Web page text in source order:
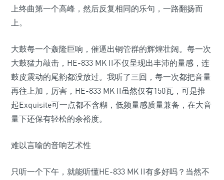
上终曲第一个高峰，然后反复相同的乐句，一路翻扬而
上。
大鼓每一个轰隆巨响，催逼出铜管群的辉煌壮阔。每一次
大鼓猛力敲击，HE-833 MK II不仅呈现出丰沛的量感，连
鼓皮震动的尾韵都没放过。我听了三回，每一次都把音量
再往上加，厉害，HE-833 MK II虽然仅有150瓦，可是推
起Exquisite可一点都不含糊，低频量感质量兼备，在大音
量下还保有轻松的余裕度。
难以言喻的音响艺术性
只听一个下午，就能听懂HE-833 MK II有多好吗？当然不